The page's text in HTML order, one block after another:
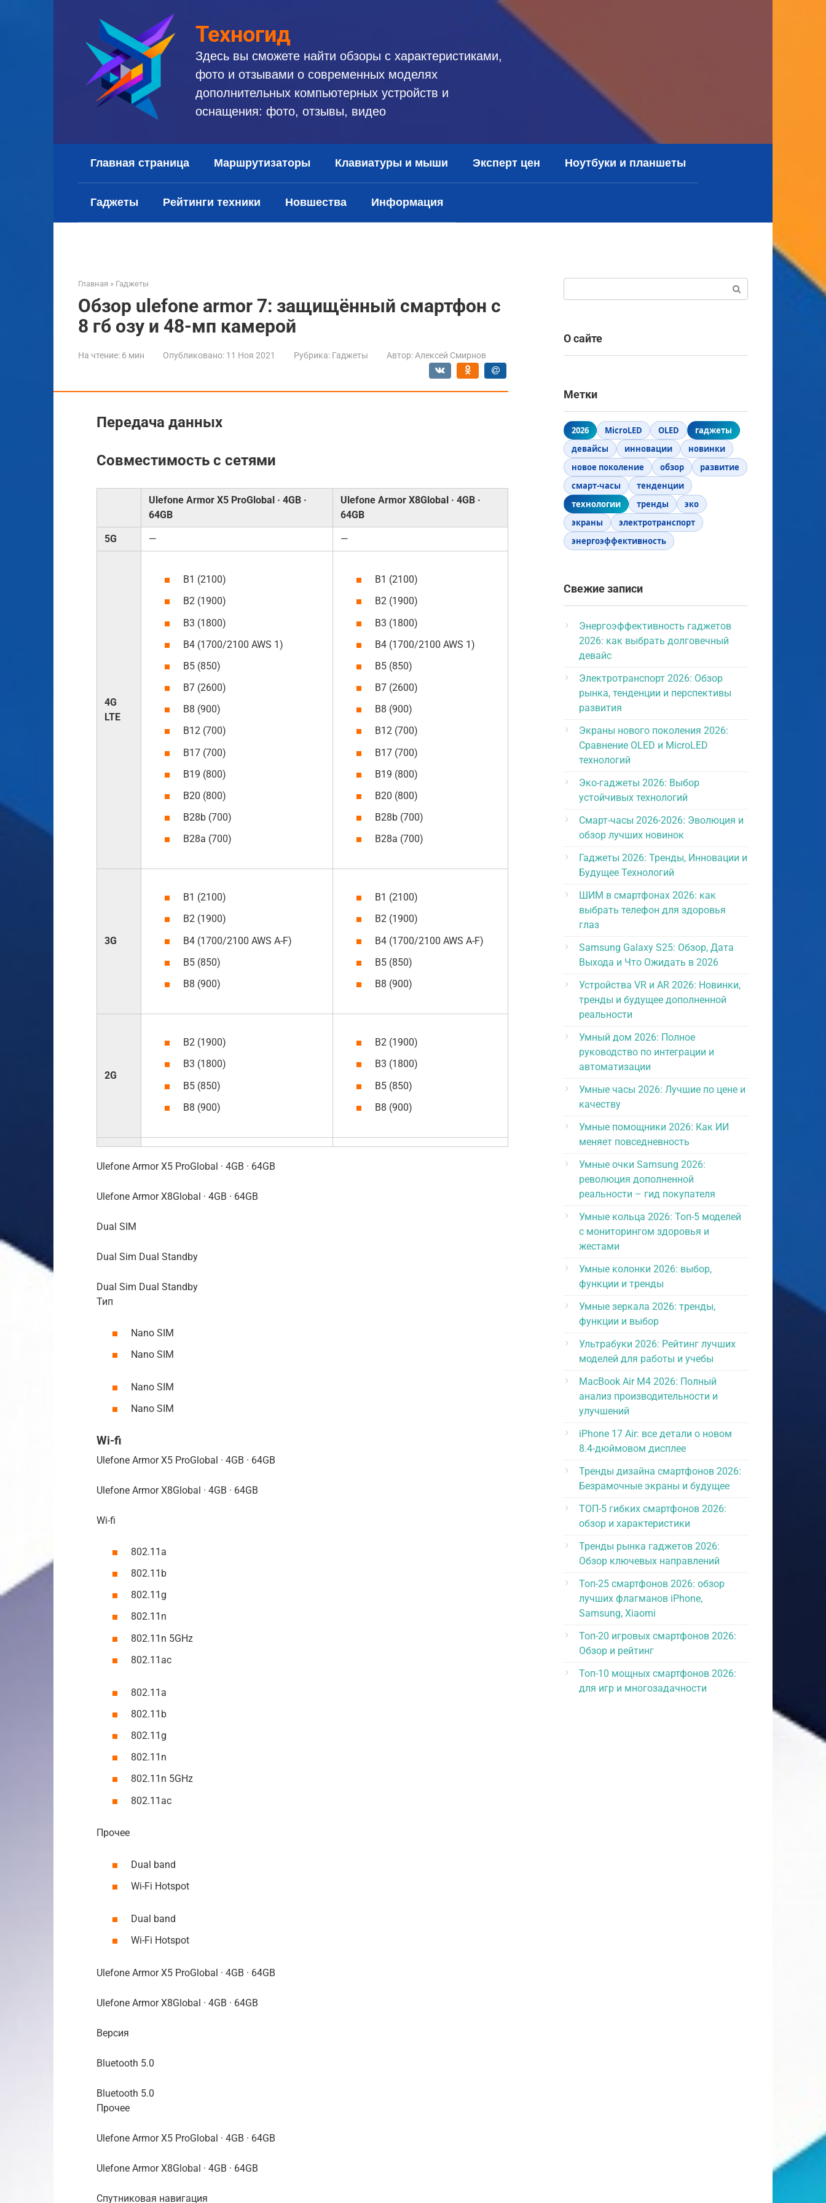
Техногид
Здесь вы сможете найти обзоры с характеристиками,
фото и отзывами о современных моделях
дополнительных компьютерных устройств и
оснащения: фото, отзывы, видео
Главная страница Маршрутизаторы Клавиатуры и мыши Эксперт цен Ноутбуки и планшеты
Гаджеты Рейтинги техники Новшества Информация
Главная » Гаджеты
Обзор ulefone armor 7: защищённый смартфон с
8 гб озу и 48-мп камерой
На чтение: 6 мин Опубликовано: 11 Ноя 2021 Рубрика: Гаджеты Автор: Алексей Смирнов
Передача данных
Совместимость с сетями
Ulefone Armor X5 ProGlobal · 4GB ·
64GB
Ulefone Armor X8Global · 4GB ·
64GB
5G — —
4G
LTE
B1 (2100)
B2 (1900)
B3 (1800)
B4 (1700/2100 AWS 1)
B5 (850)
B7 (2600)
B8 (900)
B12 (700)
B17 (700)
B19 (800)
B20 (800)
B28b (700)
B28a (700)
B1 (2100)
B2 (1900)
B3 (1800)
B4 (1700/2100 AWS 1)
B5 (850)
B7 (2600)
B8 (900)
B12 (700)
B17 (700)
B19 (800)
B20 (800)
B28b (700)
B28a (700)
3G
B1 (2100)
B2 (1900)
B4 (1700/2100 AWS A-F)
B5 (850)
B8 (900)
B1 (2100)
B2 (1900)
B4 (1700/2100 AWS A-F)
B5 (850)
B8 (900)
2G
B2 (1900)
B3 (1800)
B5 (850)
B8 (900)
B2 (1900)
B3 (1800)
B5 (850)
B8 (900)
Ulefone Armor X5 ProGlobal · 4GB · 64GB
Ulefone Armor X8Global · 4GB · 64GB
Dual SIM
Dual Sim Dual Standby
Dual Sim Dual Standby
Тип
Nano SIM
Nano SIM
Nano SIM
Nano SIM
Wi-fi
Ulefone Armor X5 ProGlobal · 4GB · 64GB
Ulefone Armor X8Global · 4GB · 64GB
Wi-fi
802.11a
802.11b
802.11g
802.11n
802.11n 5GHz
802.11ac
802.11a
802.11b
802.11g
802.11n
802.11n 5GHz
802.11ac
Прочее
Dual band
Wi-Fi Hotspot
Dual band
Wi-Fi Hotspot
Ulefone Armor X5 ProGlobal · 4GB · 64GB
Ulefone Armor X8Global · 4GB · 64GB
Версия
Bluetooth 5.0
Bluetooth 5.0
Прочее
Ulefone Armor X5 ProGlobal · 4GB · 64GB
Ulefone Armor X8Global · 4GB · 64GB
Спутниковая навигация
О сайте
Метки
2026 MicroLED OLED
гаджеты
девайсы
инновации
новинки
новое поколение
обзор
развитие
смарт-часы
тенденции
технологии
тренды
эко
экраны
электротранспорт
энергоэффективность
Свежие записи
Энергоэффективность гаджетов
2026: как выбрать долговечный
девайс
Электротранспорт 2026: Обзор
рынка, тенденции и перспективы
развития
Экраны нового поколения 2026:
Сравнение OLED и MicroLED
технологий
Эко-гаджеты 2026: Выбор
устойчивых технологий
Смарт-часы 2026-2026: Эволюция и
обзор лучших новинок
Гаджеты 2026: Тренды, Инновации и
Будущее Технологий
ШИМ в смартфонах 2026: как
выбрать телефон для здоровья
глаз
Samsung Galaxy S25: Обзор, Дата
Выхода и Что Ожидать в 2026
Устройства VR и AR 2026: Новинки,
тренды и будущее дополненной
реальности
Умный дом 2026: Полное
руководство по интеграции и
автоматизации
Умные часы 2026: Лучшие по цене и
качеству
Умные помощники 2026: Как ИИ
меняет повседневность
Умные очки Samsung 2026:
революция дополненной
реальности – гид покупателя
Умные кольца 2026: Топ-5 моделей
с мониторингом здоровья и
жестами
Умные колонки 2026: выбор,
функции и тренды
Умные зеркала 2026: тренды,
функции и выбор
Ультрабуки 2026: Рейтинг лучших
моделей для работы и учебы
MacBook Air M4 2026: Полный
анализ производительности и
улучшений
iPhone 17 Air: все детали о новом
8.4-дюймовом дисплее
Тренды дизайна смартфонов 2026:
Безрамочные экраны и будущее
ТОП-5 гибких смартфонов 2026:
обзор и характеристики
Тренды рынка гаджетов 2026:
Обзор ключевых направлений
Топ-25 смартфонов 2026: обзор
лучших флагманов iPhone,
Samsung, Xiaomi
Топ-20 игровых смартфонов 2026:
Обзор и рейтинг
Топ-10 мощных смартфонов 2026:
для игр и многозадачности